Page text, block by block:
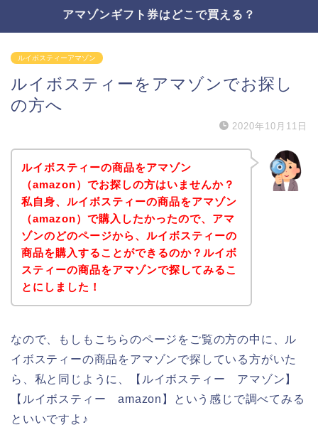
アマゾンギフト券はどこで買える？
ルイボスティーアマゾン
ルイボスティーをアマゾンでお探し
の方へ
2020年10月11日
ルイボスティーの商品をアマゾン
（amazon）でお探しの方はいませんか？
私自身、ルイボスティーの商品をアマゾン
（amazon）で購入したかったので、アマ
ゾンのどのページから、ルイボスティーの
商品を購入することができるのか？ルイボ
スティーの商品をアマゾンで探してみるこ
とにしました！
なので、もしもこちらのページをご覧の方の中に、ル
イボスティーの商品をアマゾンで探している方がいた
ら、私と同じように、【ルイボスティー アマゾン】
【ルイボスティー amazon】という感じで調べてみる
といいですよ♪